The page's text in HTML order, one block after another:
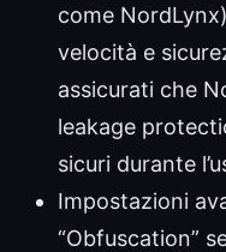
come
velocità e
assicurati che
leakage
sicuri durante
Impostazioni
“Obfuscation”